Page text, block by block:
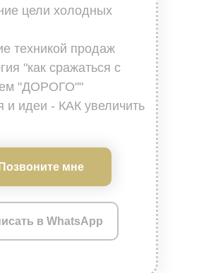
в WhatsApp
цели холодных
техникой продаж
"как сражаться с
"ДОРОГО""
идеи - КАК увеличить
Позвоните мне